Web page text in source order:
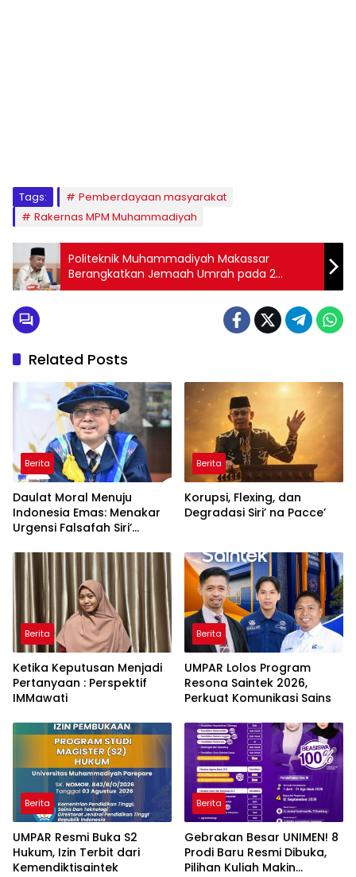
Tags:
Pemberdayaan masyarakat
Rakernas MPM Muhammadiyah
Politeknik Muhammadiyah Makassar
Berangkatkan Jemaah Umrah pada 2
September 2023
Related Posts
Berita
Daulat Moral Menuju
Indonesia Emas: Menakar
Urgensi Falsafah Siri’
Ancaman Kleptokrasi
Berita
Korupsi, Flexing, dan
Degradasi Siri’ na Pacce’
Berita
Ketika Keputusan Menjadi
Pertanyaan : Perspektif
IMMawati
Berita
UMPAR Lolos Program
Resona Saintek 2026,
Perkuat Komunikasi Sains
Berita
UMPAR Resmi Buka S2
Hukum, Izin Terbit dari
Kemendiktisaintek
Berita
Gebrakan Besar UNIMEN! 8
Prodi Baru Resmi Dibuka,
Pilihan Kuliah Makin